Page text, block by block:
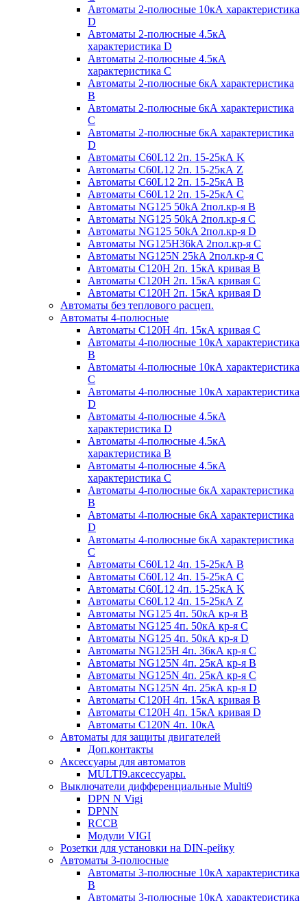
Автоматы 2-полюсные 10кА характеристика
D
Автоматы 2-полюсные 4.5кА
характеристика D
Автоматы 2-полюсные 4.5кА
характеристика С
Автоматы 2-полюсные 6кА характеристика
B
Автоматы 2-полюсные 6кА характеристика
C
Автоматы 2-полюсные 6кА характеристика
D
Автоматы C60L12 2п. 15-25кА K
Автоматы C60L12 2п. 15-25кА Z
Автоматы C60L12 2п. 15-25кА B
Автоматы C60L12 2п. 15-25кА C
Автоматы NG125 50kA 2пол.кр-я B
Автоматы NG125 50kA 2пол.кр-я C
Автоматы NG125 50kA 2пол.кр-я D
Автоматы NG125H36kA 2пол.кр-я C
Автоматы NG125N 25kA 2пол.кр-я C
Автоматы С120H 2п. 15кА кривая B
Автоматы С120H 2п. 15кА кривая C
Автоматы С120H 2п. 15кА кривая D
Автоматы без теплового расцеп.
Автоматы 4-полюсные
Автоматы С120H 4п. 15кА кривая C
Автоматы 4-полюсные 10кА характеристика
B
Автоматы 4-полюсные 10кА характеристика
C
Автоматы 4-полюсные 10кА характеристика
D
Автоматы 4-полюсные 4.5кА
характеристика D
Автоматы 4-полюсные 4.5кА
характеристика В
Автоматы 4-полюсные 4.5кА
характеристика С
Автоматы 4-полюсные 6кА характеристика
B
Автоматы 4-полюсные 6кА характеристика
D
Автоматы 4-полюсные 6кА характеристика
С
Автоматы C60L12 4п. 15-25кА B
Автоматы C60L12 4п. 15-25кА C
Автоматы C60L12 4п. 15-25кА K
Автоматы C60L12 4п. 15-25кА Z
Автоматы NG125 4п. 50кА кр-я B
Автоматы NG125 4п. 50кА кр-я C
Автоматы NG125 4п. 50кА кр-я D
Автоматы NG125H 4п. 36кА кр-я C
Автоматы NG125N 4п. 25кА кр-я B
Автоматы NG125N 4п. 25кА кр-я C
Автоматы NG125N 4п. 25кА кр-я D
Автоматы С120H 4п. 15кА кривая B
Автоматы С120H 4п. 15кА кривая D
Автоматы С120N 4п. 10кА
Автоматы для защиты двигателей
Доп.контакты
Аксессуары для автоматов
MULTI9.аксессуары.
Выключатели дифференциальные Multi9
DPN N Vigi
DPNN
RCCB
Модули VIGI
Розетки для установки на DIN-рейку
Автоматы 3-полюсные
Автоматы 3-полюсные 10кА характеристика
B
Автоматы 3-полюсные 10кА характеристика